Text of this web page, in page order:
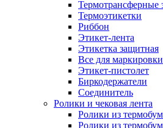
Термотрансферные
Термоэтикетки
Риббон
Этикет-лента
Этикетка защитная
Все для маркировки
Этикет-пистолет
Биркодержатели
Соединитель
Ролики и чековая лента
Ролики из
Ролики из